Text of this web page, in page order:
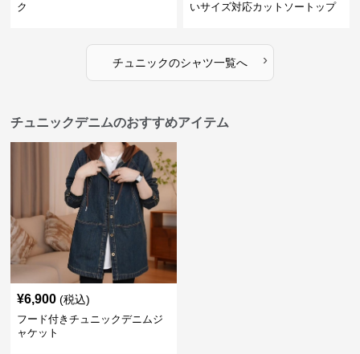
ク
いサイズ対応カットソートップ
チュニックのシャツ一覧へ ›
チュニックデニムのおすすめアイテム
¥6,900 (税込)
フード付きチュニックデニムジ
ャケット